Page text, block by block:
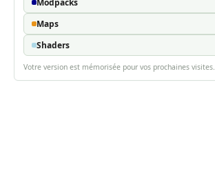
Modpacks
Maps
Shaders
Votre version est mémorisée pour vos prochaines visites.